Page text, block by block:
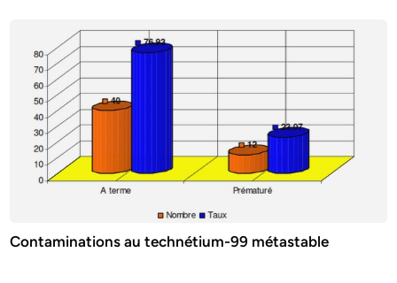
Contaminations au technétium-99 métastable